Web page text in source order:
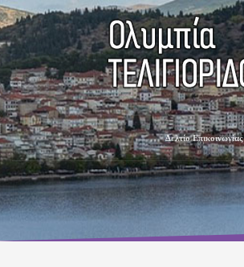
Δελτίο Επικοινωνίας